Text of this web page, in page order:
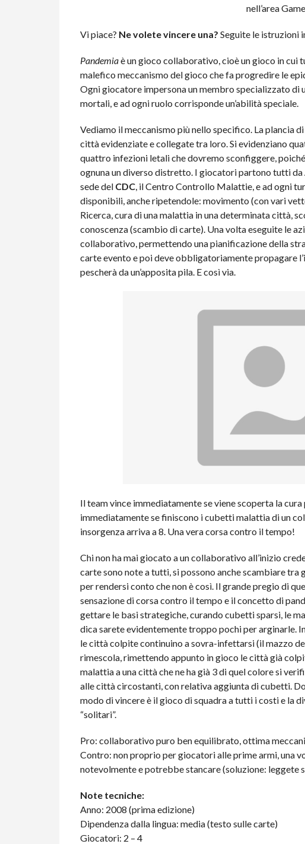
nell’area
Vi piace? Ne volete vincere una? Seguite le istruzioni
Pandemiaè un gioco collaborativo, cioè un gioco in cui
malefico meccanismo del gioco che fa progredire le
Ogni giocatore impersona un membro specializzato di
mortali, e ad ogni ruolo corrisponde un’abilità speciale.
Vediamo il meccanismo più nello specifico. La plancia
città evidenziate e collegate tra loro. Si evidenziano
quattro infezioni letali che dovremo sconfiggere,
ognuna un diverso distretto. I giocatori partono tutti
sede del CDC, il Centro Controllo Malattie, e ad ogni
disponibili, anche ripetendole: movimento (con vari
Ricerca, cura di una malattia in una determinata città,
conoscenza (scambio di carte). Una volta eseguite le
collaborativo, permettendo una pianificazione della
carte evento e poi deve obbligatoriamente propagare
pescherà da un’apposita pila. E così via.
Il team vince immediatamente se viene scoperta la
immediatamente se finiscono i cubetti malattia di un
insorgenza arriva a 8. Una vera corsa contro il tempo!
Chi non ha mai giocato a un collaborativo all’inizio
carte sono note a tutti, si possono anche scambiare
per rendersi conto che non è così. Il grande pregio di
sensazione di corsa contro il tempo e il concetto di
gettare le basi strategiche, curando cubetti sparsi, le
dica sarete evidentemente troppo pochi per arginarle.
le città colpite continuino a sovra-infettarsi (il mazzo
rimescola, rimettendo appunto in gioco le città già
malattia a una città che ne ha già 3 di quel colore si
alle città circostanti, con relativa aggiunta di cubetti.
modo di vincere è il gioco di squadra a tutti i costi e la
“solitari”.
Pro: collaborativo puro ben equilibrato, ottima
Contro: non proprio per giocatori alle prime armi, una
notevolmente e potrebbe stancare (soluzione: leggete
Note tecniche:
Anno: 2008 (prima edizione)
Dipendenza dalla lingua: media (testo sulle carte)
Giocatori: 2 – 4